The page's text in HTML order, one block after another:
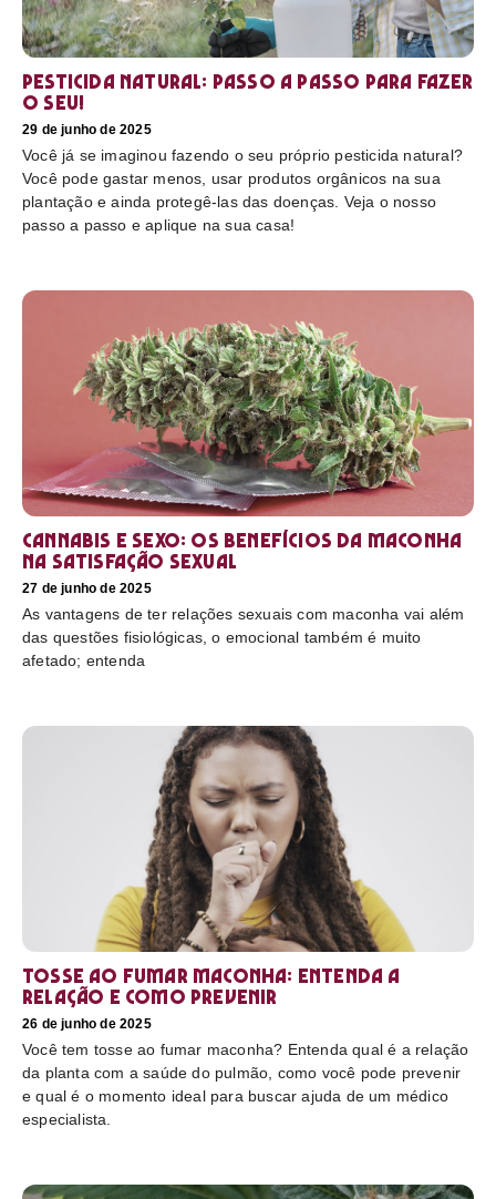
Pesticida natural: Passo a passo para fazer
o seu!
29 de junho de 2025
Você já se imaginou fazendo o seu próprio pesticida natural?
Você pode gastar menos, usar produtos orgânicos na sua
plantação e ainda protegê-las das doenças. Veja o nosso
passo a passo e aplique na sua casa!
Cannabis e sexo: os benefícios da maconha
na satisfação sexual
27 de junho de 2025
As vantagens de ter relações sexuais com maconha vai além
das questões fisiológicas, o emocional também é muito
afetado; entenda
Tosse ao fumar maconha: Entenda a
relação e como prevenir
26 de junho de 2025
Você tem tosse ao fumar maconha? Entenda qual é a relação
da planta com a saúde do pulmão, como você pode prevenir
e qual é o momento ideal para buscar ajuda de um médico
especialista.